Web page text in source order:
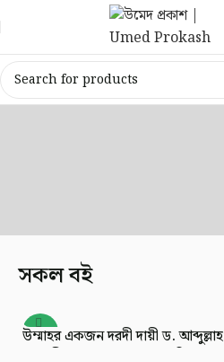
সকল বই
-40%
উম্মাহর একজন দরদী দায়ী ড. আব্দুল্লাহ